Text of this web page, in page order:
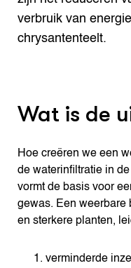
verbruik van
chrysantenteelt.
Wat is de
Hoe creëren we een
de waterinfiltratie in
vormt de basis voor
gewas. Een weerbare
en sterkere planten,
verminderde